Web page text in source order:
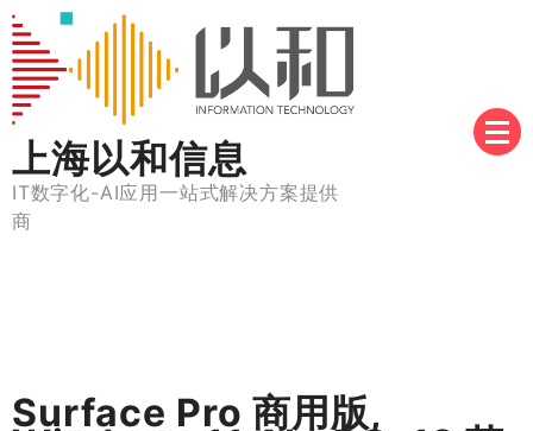
Skip
to
content
上海以和信息
IT数字化-AI应用一站式解决方案提供
商
Surface Pro 商用版,